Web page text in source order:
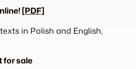
[PDF]
in Polish and English,
for sale